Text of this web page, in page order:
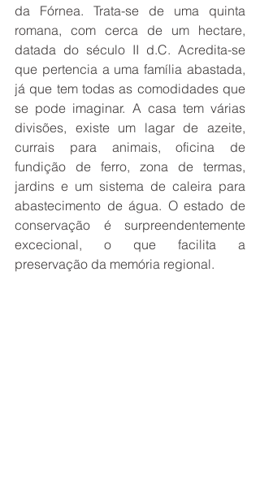
da Fórnea. Trata-se de uma quinta
romana, com cerca de um hectare,
datada do século II d.C. Acredita-se
que pertencia a uma família abastada,
já que tem todas as comodidades que
se pode imaginar. A casa tem várias
divisões, existe um lagar de azeite,
currais para animais, oficina de
fundição de ferro, zona de termas,
jardins e um sistema de caleira para
abastecimento de água. O estado de
conservação é surpreendentemente
excecional, o que facilita a
preservação da memória regional.